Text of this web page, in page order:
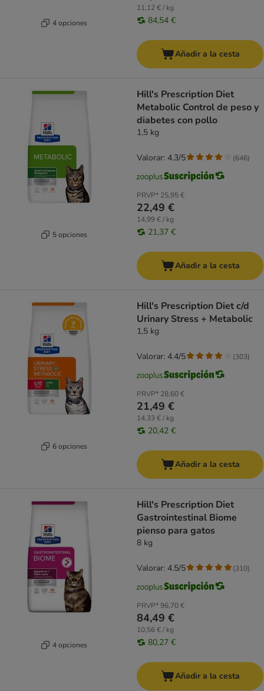
4 opciones
11,12 € / kg
84,54 €
Añadir a la cesta
5 opciones
Hill's Prescription Diet
Metabolic Control de peso y
diabetes con pollo
1,5 kg
PRVP* 25,95 €
22,49 €
14,99 € / kg
21,37 €
Valorar: 4.3/5 (646)
Añadir a la cesta
6 opciones
Hill's Prescription Diet c/d
Urinary Stress + Metabolic
1,5 kg
PRVP* 28,60 €
21,49 €
14,33 € / kg
20,42 €
Valorar: 4.4/5 (303)
Añadir a la cesta
4 opciones
Hill's Prescription Diet
Gastrointestinal Biome
pienso para gatos
8 kg
PRVP*96,70 €
84,49 €
10,56 € / kg
80,27 €
Valorar: 4.5/5 (310)
Añadir a la cesta